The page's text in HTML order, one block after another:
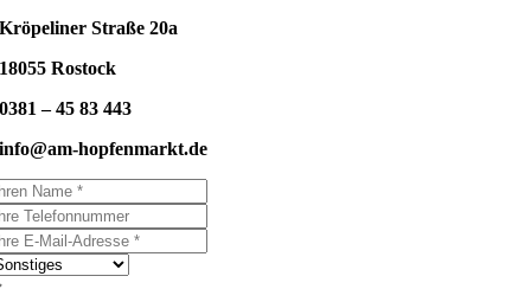
Kröpeliner Straße 20a
18055 Rostock
0381 – 45 83 443
info@am-hopfenmarkt.de